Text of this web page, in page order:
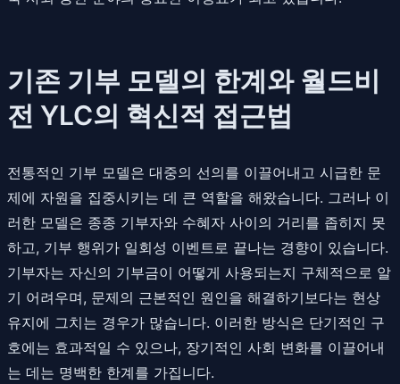
기존 기부 모델의 한계와 월드비
전 YLC의 혁신적 접근법
전통적인 기부 모델은 대중의 선의를 이끌어내고 시급한 문
제에 자원을 집중시키는 데 큰 역할을 해왔습니다. 그러나 이
러한 모델은 종종 기부자와 수혜자 사이의 거리를 좁히지 못
하고, 기부 행위가 일회성 이벤트로 끝나는 경향이 있습니다.
기부자는 자신의 기부금이 어떻게 사용되는지 구체적으로 알
기 어려우며, 문제의 근본적인 원인을 해결하기보다는 현상
유지에 그치는 경우가 많습니다. 이러한 방식은 단기적인 구
호에는 효과적일 수 있으나, 장기적인 사회 변화를 이끌어내
는 데는 명백한 한계를 가집니다.